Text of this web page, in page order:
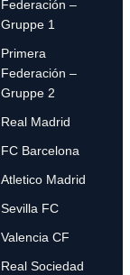
Federación –
Gruppe 1
Primera
Federación –
Gruppe 2
Real Madrid
FC Barcelona
Atletico Madrid
Sevilla FC
Valencia CF
Real Sociedad